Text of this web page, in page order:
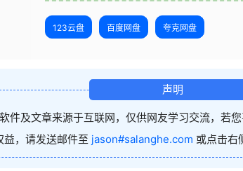
123云盘 百度网盘 夸克网盘
声明
件及文章来源于互联网，仅供网友学习交流，若
，请发送邮件至 jason#salanghe.com 或点击右